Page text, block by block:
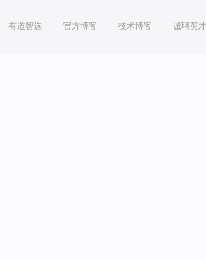
有道智选 官方博客 技术博客 诚聘英才